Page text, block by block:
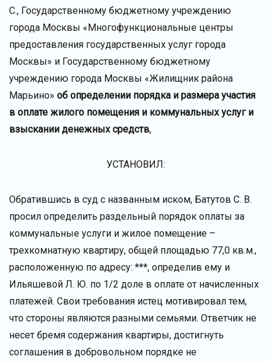
С., Государственному бюджетному учреждению
города Москвы «Многофункциональные центры
предоставления государственных услуг города
Москвы» и Государственному бюджетному
учреждению города Москвы «Жилищник района
Марьино» об определении порядка и размера участия
в оплате жилого помещения и коммунальных услуг и
взыскании денежных средств,
УСТАНОВИЛ:
Обратившись в суд с названным иском, Батутов С. В.
просил определить раздельный порядок оплаты за
коммунальные услуги и жилое помещение –
трехкомнатную квартиру, общей площадью 77,0 кв.м.,
расположенную по адресу: ***, определив ему и
Ильяшевой Л. Ю. по 1/2 доле в оплате от начисленных
платежей. Свои требования истец мотивировал тем,
что стороны являются разными семьями. Ответчик не
несет бремя содержания квартиры, достигнуть
соглашения в добровольном порядке не